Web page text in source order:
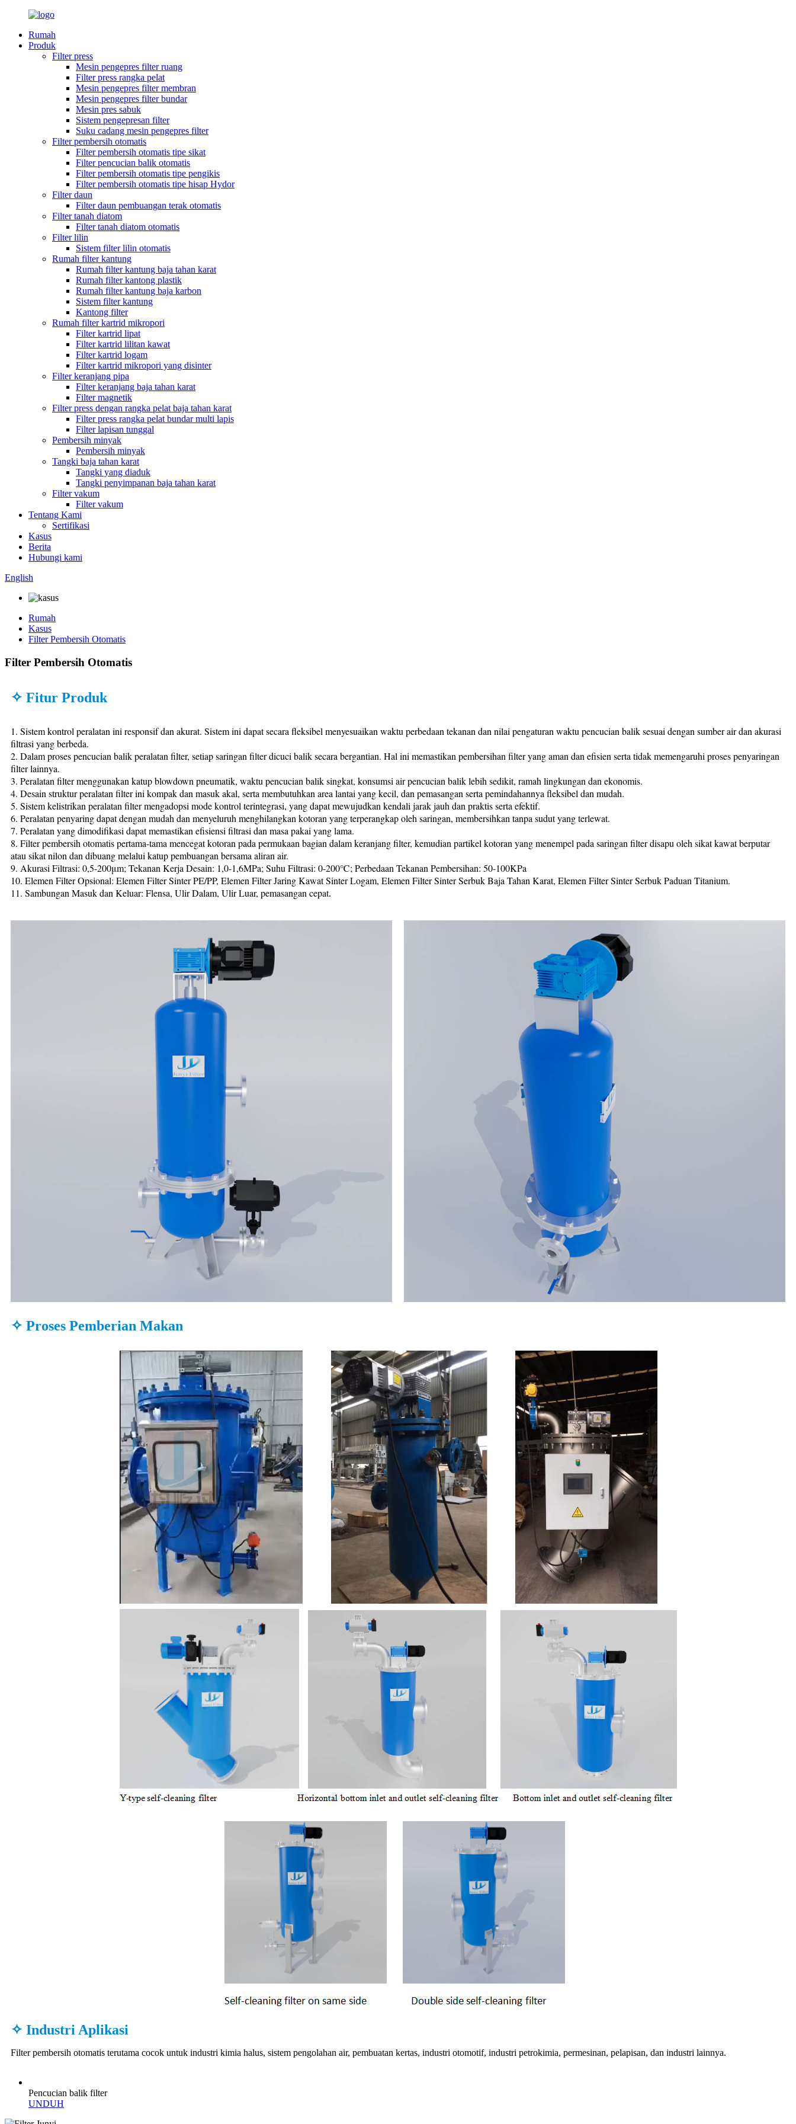
Rumah
Produk
Filter press
Mesin pengepres filter ruang
Filter press rangka pelat
Mesin pengepres filter membran
Mesin pengepres filter bundar
Mesin pres sabuk
Sistem pengepresan filter
Suku cadang mesin pengepres filter
Filter pembersih otomatis
Filter pembersih otomatis tipe sikat
Filter pencucian balik otomatis
Filter pembersih otomatis tipe pengikis
Filter pembersih otomatis tipe hisap Hydor
Filter daun
Filter daun pembuangan terak otomatis
Filter tanah diatom
Filter tanah diatom otomatis
Filter lilin
Sistem filter lilin otomatis
Rumah filter kantung
Rumah filter kantung baja tahan karat
Rumah filter kantong plastik
Rumah filter kantung baja karbon
Sistem filter kantung
Kantong filter
Rumah filter kartrid mikropori
Filter kartrid lipat
Filter kartrid lilitan kawat
Filter kartrid logam
Filter kartrid mikropori yang disinter
Filter keranjang pipa
Filter keranjang baja tahan karat
Filter magnetik
Filter press dengan rangka pelat baja tahan karat
Filter press rangka pelat bundar multi lapis
Filter lapisan tunggal
Pembersih minyak
Pembersih minyak
Tangki baja tahan karat
Tangki yang diaduk
Tangki penyimpanan baja tahan karat
Filter vakum
Filter vakum
Tentang Kami
Sertifikasi
Kasus
Berita
Hubungi kami
English
Rumah
Kasus
Filter Pembersih Otomatis
Filter Pembersih Otomatis
✧ Fitur Produk
1. Sistem kontrol peralatan ini responsif dan akurat. Sistem ini dapat secara fleksibel menyesuaikan waktu perbedaan tekanan dan nilai pengaturan waktu pencucian balik sesuai dengan sumber air dan akurasi
filtrasi yang berbeda.
2. Dalam proses pencucian balik peralatan filter, setiap saringan filter dicuci balik secara bergantian. Hal ini memastikan pembersihan filter yang aman dan efisien serta tidak memengaruhi proses penyaringan
filter lainnya.
3. Peralatan filter menggunakan katup blowdown pneumatik, waktu pencucian balik singkat, konsumsi air pencucian balik lebih sedikit, ramah lingkungan dan ekonomis.
4. Desain struktur peralatan filter ini kompak dan masuk akal, serta membutuhkan area lantai yang kecil, dan pemasangan serta pemindahannya fleksibel dan mudah.
5. Sistem kelistrikan peralatan filter mengadopsi mode kontrol terintegrasi, yang dapat mewujudkan kendali jarak jauh dan praktis serta efektif.
6. Peralatan penyaring dapat dengan mudah dan menyeluruh menghilangkan kotoran yang terperangkap oleh saringan, membersihkan tanpa sudut yang terlewat.
7. Peralatan yang dimodifikasi dapat memastikan efisiensi filtrasi dan masa pakai yang lama.
8. Filter pembersih otomatis pertama-tama mencegat kotoran pada permukaan bagian dalam keranjang filter, kemudian partikel kotoran yang menempel pada saringan filter disapu oleh sikat kawat berputar
atau sikat nilon dan dibuang melalui katup pembuangan bersama aliran air.
9. Akurasi Filtrasi: 0,5-200μm; Tekanan Kerja Desain: 1,0-1,6MPa; Suhu Filtrasi: 0-200℃; Perbedaan Tekanan Pembersihan: 50-100KPa
10. Elemen Filter Opsional: Elemen Filter Sinter PE/PP, Elemen Filter Jaring Kawat Sinter Logam, Elemen Filter Sinter Serbuk Baja Tahan Karat, Elemen Filter Sinter Serbuk Paduan Titanium.
11. Sambungan Masuk dan Keluar: Flensa, Ulir Dalam, Ulir Luar, pemasangan cepat.
✧ Proses Pemberian Makan
✧ Industri Aplikasi
Filter pembersih otomatis terutama cocok untuk industri kimia halus, sistem pengolahan air, pembuatan kertas, industri otomotif, industri petrokimia, permesinan, pelapisan, dan industri lainnya.
Pencucian balik filter
UNDUH